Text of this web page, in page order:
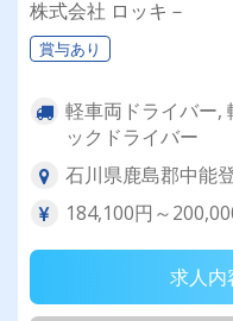
株式会社 ロッキ－
賞与あり
軽車両ドライバー,
ックドライバー
石川県鹿島郡中能
184,100円～
求人内